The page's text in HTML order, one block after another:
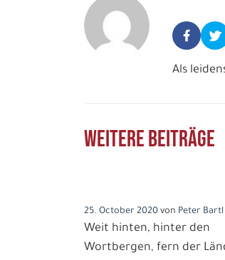
Als
Weitere Beiträge
25. October 2020 von Peter Bartl
Weit hinten, hinter den
Wortbergen, fern der